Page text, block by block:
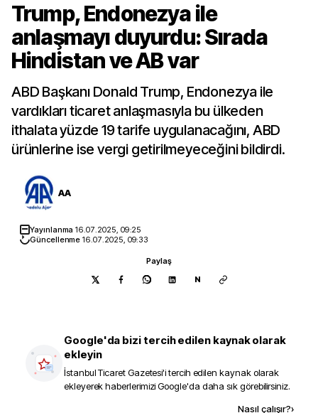
Trump, Endonezya ile
anlaşmayı duyurdu: Sırada
Hindistan ve AB var
ABD Başkanı Donald Trump, Endonezya ile
vardıkları ticaret anlaşmasıyla bu ülkeden
ithalata yüzde 19 tarife uygulanacağını, ABD
ürünlerine ise vergi getirilmeyeceğini bildirdi.
AA
Yayınlanma 16.07.2025, 09:25
Güncellenme 16.07.2025, 09:33
Paylaş
N
Google'da bizi tercih edilen kaynak olarak
ekleyin
İstanbul Ticaret Gazetesi'i tercih edilen kaynak olarak
ekleyerek haberlerimizi Google'da daha sık görebilirsiniz.
Nasıl çalışır?›